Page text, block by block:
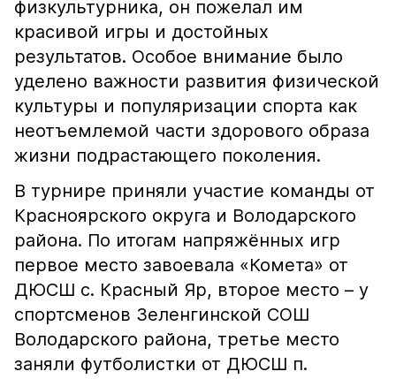
физкультурника, он пожелал им
красивой игры и достойных
результатов. Особое внимание было
уделено важности развития физической
культуры и популяризации спорта как
неотъемлемой части здорового образа
жизни подрастающего поколения.
В турнире приняли участие команды от
Красноярского округа и Володарского
района. По итогам напряжённых игр
первое место завоевала «Комета» от
ДЮСШ с. Красный Яр, второе место – у
спортсменов Зеленгинской СОШ
Володарского района, третье место
заняли футболистки от ДЮСШ п.